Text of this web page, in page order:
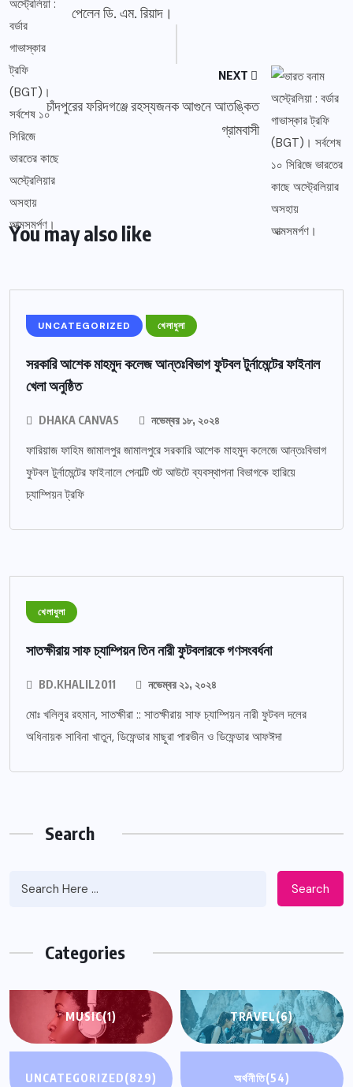
পেলেন ডি. এম. রিয়াদ।
NEXT
চাঁদপুরের ফরিদগঞ্জে রহস্যজনক আগুনে আতঙ্কিত
গ্রামবাসী
You may also like
UNCATEGORIZED খেলাধুলা
সরকারি আশেক মাহমুদ কলেজ আন্তঃবিভাগ ফুটবল টুর্নামেন্টের ফাইনাল
খেলা অনুষ্ঠিত
DHAKA CANVAS নভেম্বর ১৮, ২০২৪
ফারিয়াজ ফাহিম জামালপুর জামালপুরে সরকারি আশেক মাহমুদ কলেজে আন্তঃবিভাগ
ফুটবল টুর্নামেন্টের ফাইনালে পেনাল্টি শুট আউটে ব্যবস্থাপনা বিভাগকে হারিয়ে
চ্যাম্পিয়ন ট্রফি
খেলাধুলা
সাতক্ষীরায় সাফ চ্যাম্পিয়ন তিন নারী ফুটবলারকে গণসংবর্ধনা
BD.KHALIL2011 নভেম্বর ২১, ২০২৪
মোঃ খলিলুর রহমান, সাতক্ষীরা :: সাতক্ষীরায় সাফ চ্যাম্পিয়ন নারী ফুটবল দলের
অধিনায়ক সাবিনা খাতুন, ডিফেন্ডার মাছুরা পারভীন ও ডিফেন্ডার আফঈদা
Search
Search
Categories
MUSIC(1) TRAVEL(6)
UNCATEGORIZED(829) অর্থনীতি(54)